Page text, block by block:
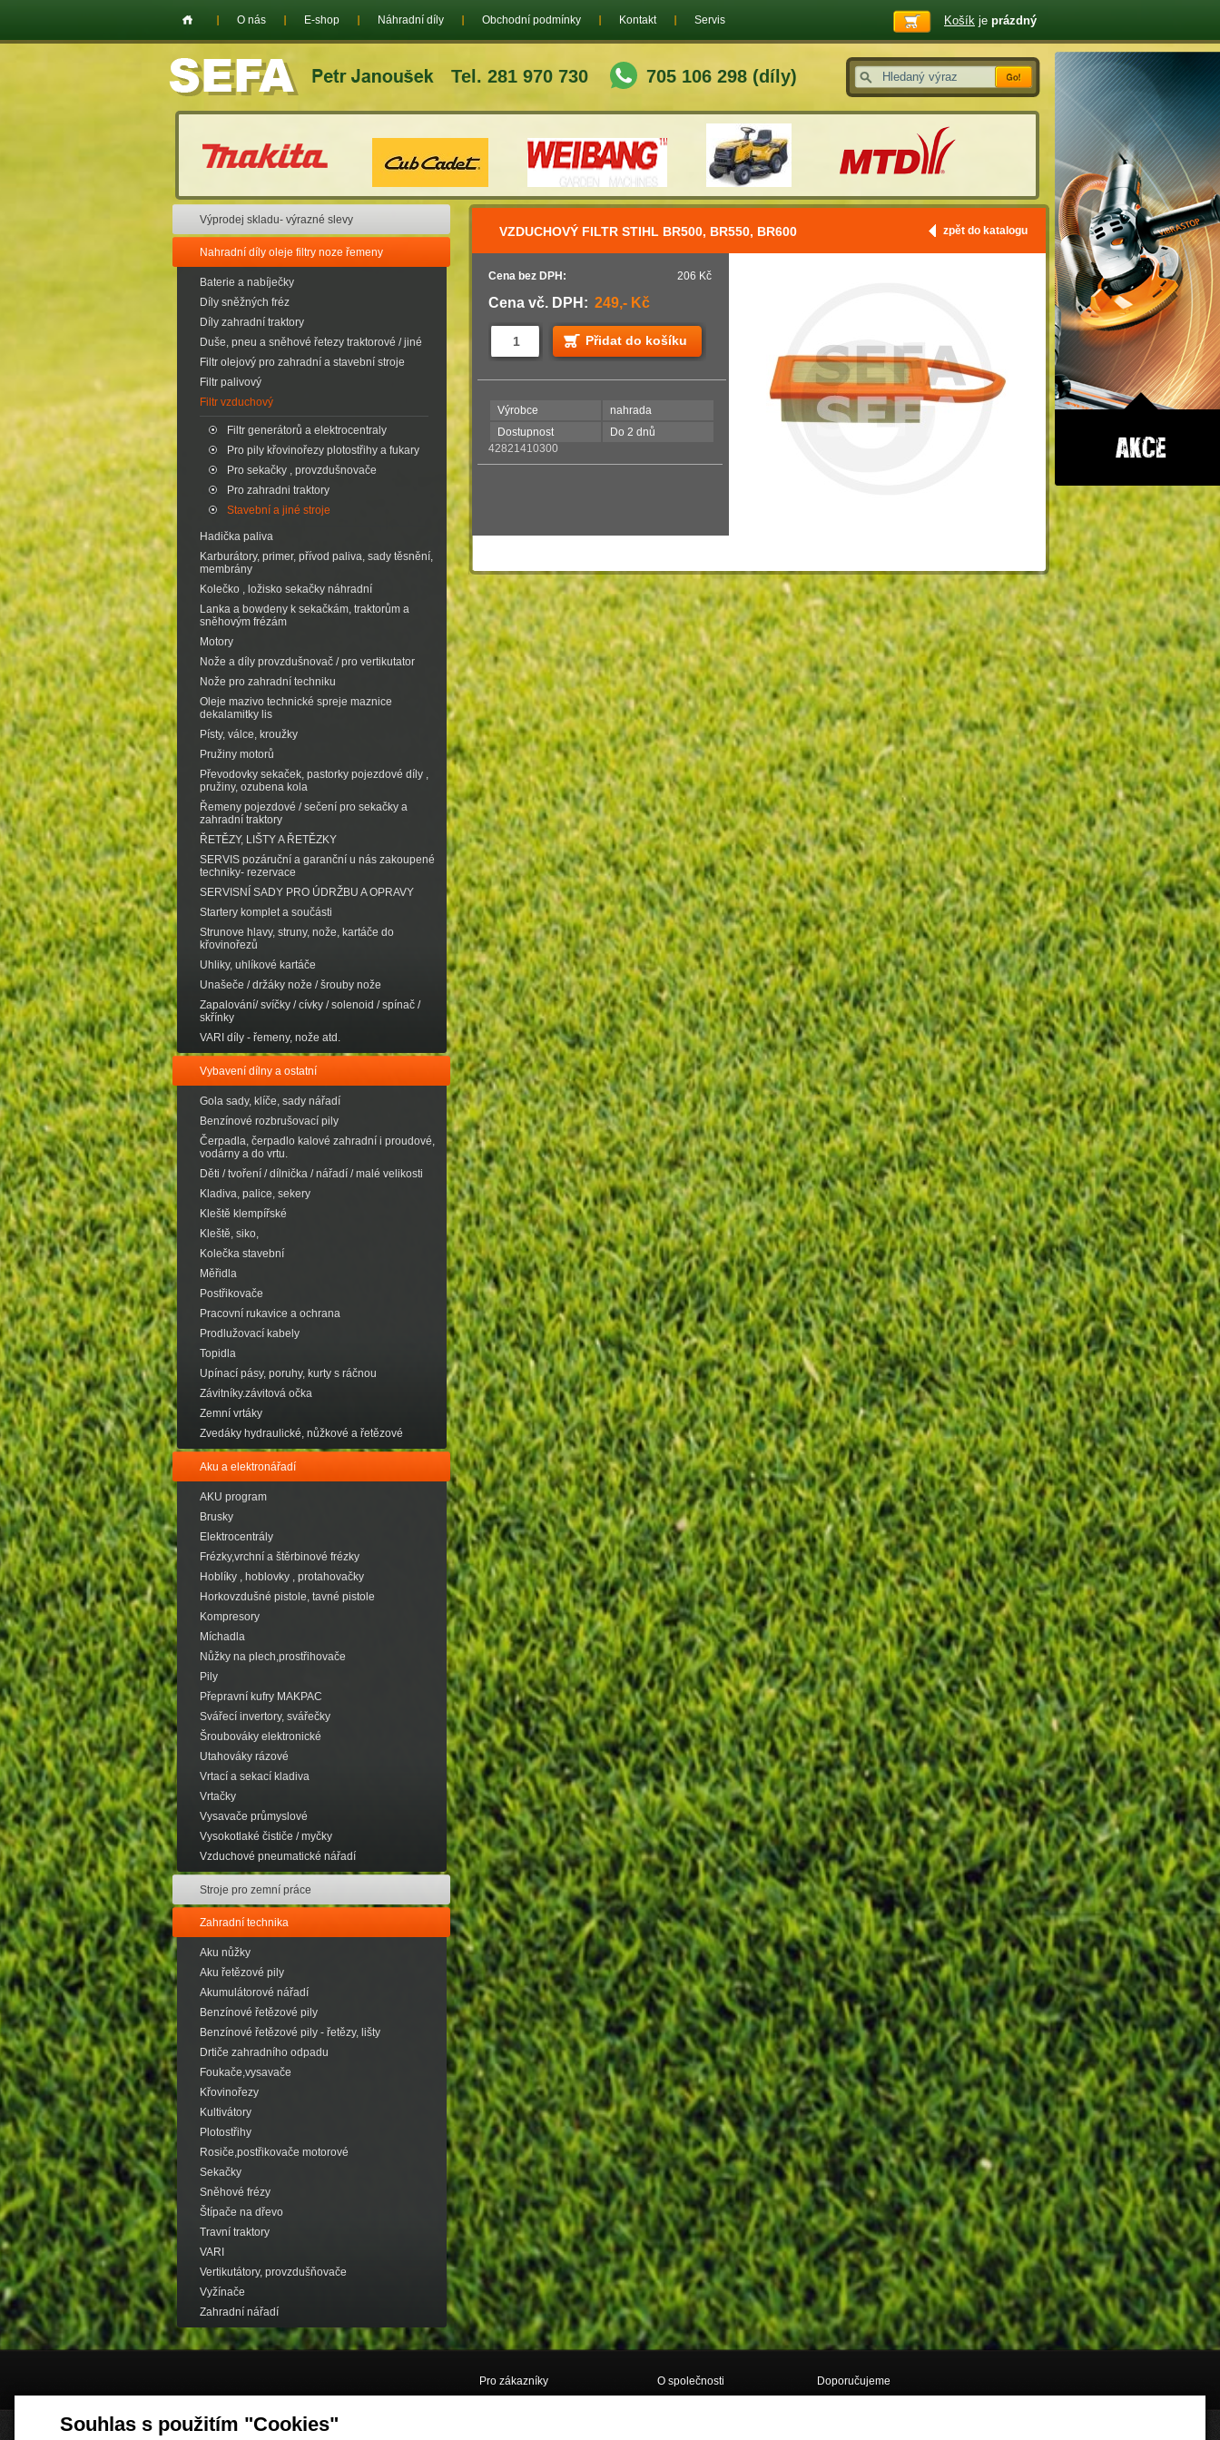
Souhlas s použitím "Cookies"
Tel. 281 970 730 705 106 298 (díly)
O nás E-shop Náhradní díly Obchodní podmínky Kontakt Servis Košík je prázdný
Výprodej skladu- výrazné slevy
Nahradní díly oleje filtry noze řemeny
Baterie a nabíječky
Díly sněžných fréz
Díly zahradní traktory
Duše, pneu a sněhové řetezy traktorové / jiné
Filtr olejový pro zahradní a stavební stroje
Filtr palivový
Filtr vzduchový
Filtr generátorů a elektrocentraly
Pro pily křovinořezy plotostřihy a fukary
Pro sekačky , provzdušnovače
Pro zahradni traktory
Stavební a jiné stroje
Hadička paliva
Karburátory, primer, přívod paliva, sady těsnění,
membrány
Kolečko , ložisko sekačky náhradní
Lanka a bowdeny k sekačkám, traktorům a
sněhovým frézám
Motory
Nože a díly provzdušnovač / pro vertikutator
Nože pro zahradní techniku
Oleje mazivo technické spreje maznice
dekalamitky lis
Písty, válce, kroužky
Pružiny motorů
Převodovky sekaček, pastorky pojezdové díly ,
pružiny, ozubena kola
Řemeny pojezdové / sečení pro sekačky a
zahradní traktory
ŘETĚZY, LIŠTY A ŘETĚZKY
SERVIS pozáruční a garanční u nás zakoupené
techniky- rezervace
SERVISNÍ SADY PRO ÚDRŽBU A OPRAVY
Startery komplet a součásti
Strunove hlavy, struny, nože, kartáče do
křovinořezů
Uhliky, uhlíkové kartáče
Unašeče / držáky nože / šrouby nože
Zapalování/ svíčky / cívky / solenoid / spínač /
skřínky
VARI díly - řemeny, nože atd.
Vybavení dílny a ostatní
Gola sady, klíče, sady nářadí
Benzínové rozbrušovací pily
Čerpadla, čerpadlo kalové zahradní i proudové,
vodárny a do vrtu.
Děti / tvoření / dílnička / nářadí / malé velikosti
Kladiva, palice, sekery
Kleště klempířské
Kleště, siko,
Kolečka stavební
Měřidla
Postřikovače
Pracovní rukavice a ochrana
Prodlužovací kabely
Topidla
Upínací pásy, poruhy, kurty s ráčnou
Závitníky.závitová očka
Zemní vrtáky
Zvedáky hydraulické, nůžkové a řetězové
Aku a elektronářadí
AKU program
Brusky
Elektrocentrály
Frézky,vrchní a štěrbinové frézky
Hoblíky , hoblovky , protahovačky
Horkovzdušné pistole, tavné pistole
Kompresory
Míchadla
Nůžky na plech,prostřihovače
Pily
Přepravní kufry MAKPAC
Svářecí invertory, svářečky
Šroubováky elektronické
Utahováky rázové
Vrtací a sekací kladiva
Vrtačky
Vysavače průmyslové
Vysokotlaké čističe / myčky
Vzduchové pneumatické nářadí
Stroje pro zemní práce
Zahradní technika
Aku nůžky
Aku řetězové pily
Akumulátorové nářadí
Benzínové řetězové pily
Benzínové řetězové pily - řetězy, lišty
Drtiče zahradního odpadu
Foukače,vysavače
Křovinořezy
Kultivátory
Plotostřihy
Rosiče,postřikovače motorové
Sekačky
Sněhové frézy
Štípače na dřevo
Travní traktory
VARI
Vertikutátory, provzdušňovače
Vyžínače
Zahradní nářadí
zpět do katalogu
VZDUCHOVÝ FILTR STIHL BR500, BR550, BR600
Cena bez DPH: 206 Kč
Cena vč. DPH: 249,- Kč
Přidat do košíku
Výrobce
nahrada
Dostupnost
Do 2 dnů
42821410300
Pro zákazníky O společnosti Doporučujeme